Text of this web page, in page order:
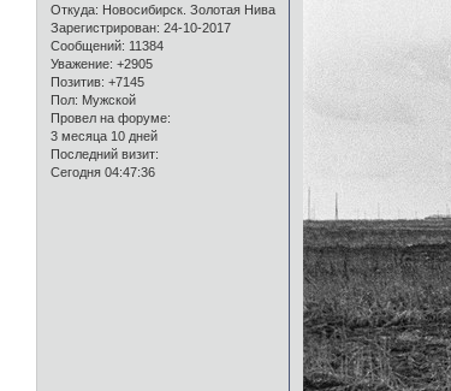
Откуда: Новосибирск. Золотая Нива
Зарегистрирован: 24-10-2017
Сообщений: 11384
Уважение: +2905
Позитив: +7145
Пол: Мужской
Провел на форуме:
3 месяца 10 дней
Последний визит:
Сегодня 04:47:36